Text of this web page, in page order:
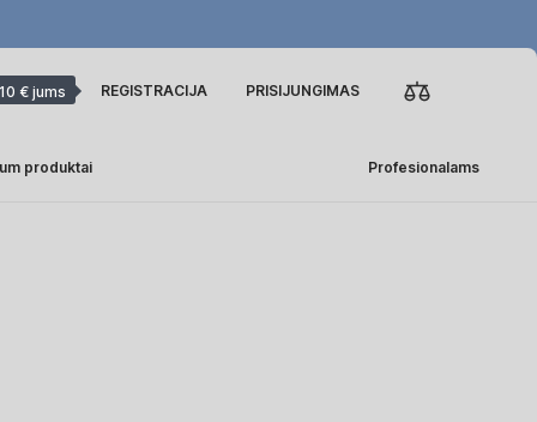
10 € jums REGISTRACIJA PRISIJUNGIMAS
produktai Profesionalams